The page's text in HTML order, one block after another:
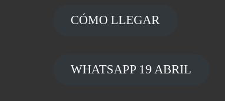
CÓMO LLEGAR
WHATSAPP 19 ABRIL